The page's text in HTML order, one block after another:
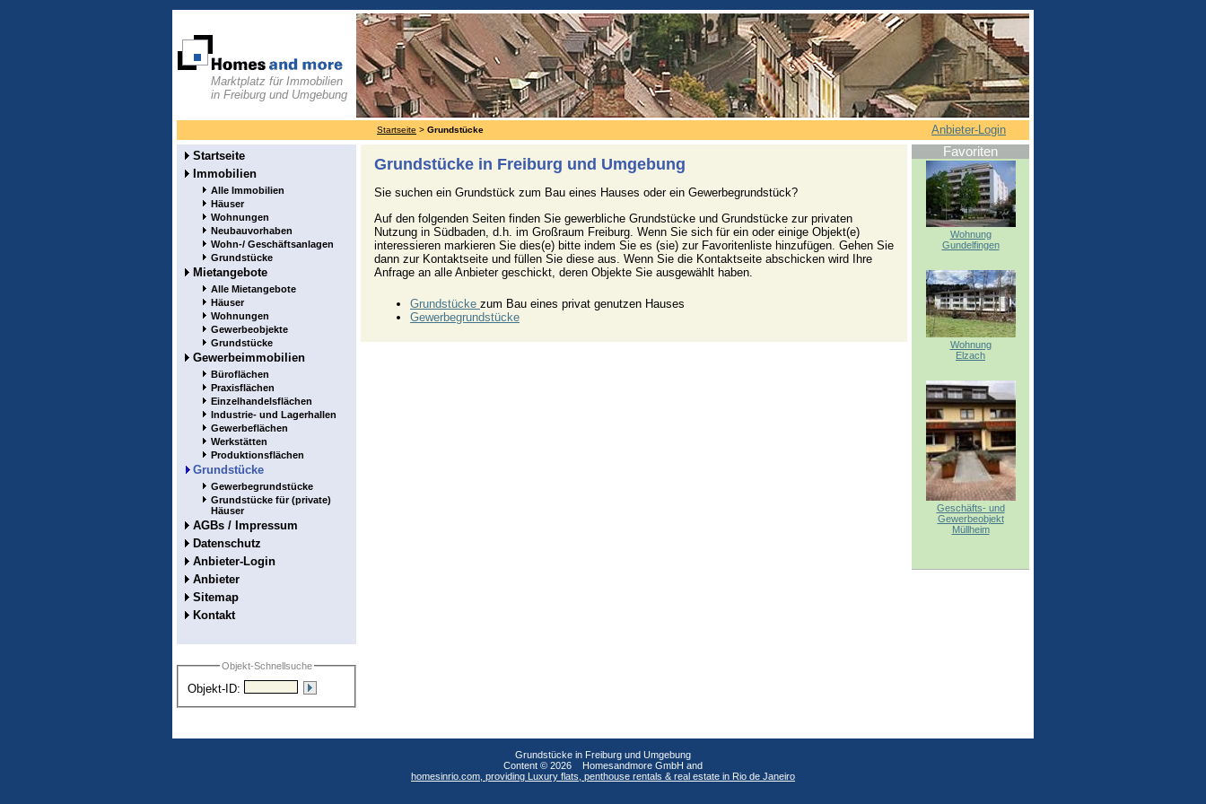
Marktplatz für Immobilien
in Freiburg und Umgebung
Startseite > Grundstücke
Anbieter-Login
Startseite
Immobilien
Alle Immobilien
Häuser
Wohnungen
Neubauvorhaben
Wohn-/ Geschäftsanlagen
Grundstücke
Mietangebote
Alle Mietangebote
Häuser
Wohnungen
Gewerbeobjekte
Grundstücke
Gewerbeimmobilien
Büroflächen
Praxisflächen
Einzelhandelsflächen
Industrie- und Lagerhallen
Gewerbeflächen
Werkstätten
Produktionsflächen
Grundstücke
Gewerbegrundstücke
Grundstücke für (private)
Häuser
AGBs / Impressum
Datenschutz
Anbieter-Login
Anbieter
Sitemap
Kontakt
Objekt-Schnellsuche
Objekt-ID:
Grundstücke in Freiburg und Umgebung
Sie suchen ein Grundstück zum Bau eines Hauses oder ein Gewerbegrundstück?
Auf den folgenden Seiten finden Sie gewerbliche Grundstücke und Grundstücke zur privaten
Nutzung in Südbaden, d.h. im Großraum Freiburg. Wenn Sie sich für ein oder einige Objekt(e)
interessieren markieren Sie dies(e) bitte indem Sie es (sie) zur Favoritenliste hinzufügen. Gehen Sie
dann zur Kontaktseite und füllen Sie diese aus. Wenn Sie die Kontaktseite abschicken wird Ihre
Anfrage an alle Anbieter geschickt, deren Objekte Sie ausgewählt haben.
Grundstücke zum Bau eines privat genutzen Hauses
Gewerbegrundstücke
Favoriten
Wohnung
Gundelfingen
Wohnung
Elzach
Geschäfts- und
Gewerbeobjekt
Müllheim
Grundstücke in Freiburg und Umgebung
Content © 2026 Homesandmore GmbH and
homesinrio.com, providing Luxury flats, penthouse rentals & real estate in Rio de Janeiro